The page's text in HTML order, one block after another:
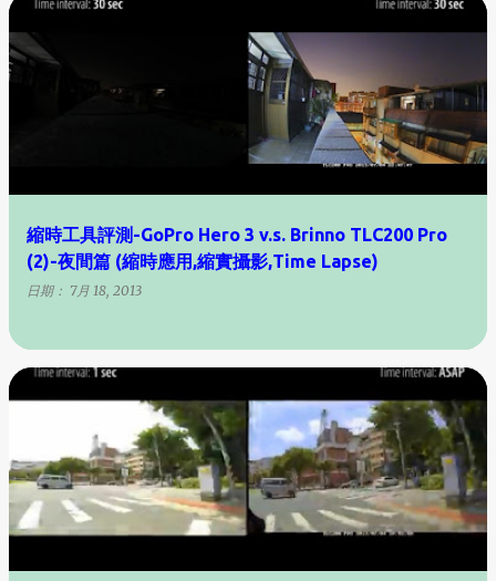
縮時工具評測-GoPro Hero 3 v.s. Brinno TLC200 Pro
(2)-夜間篇 (縮時應用,縮實攝影,Time Lapse)
日期： 7月 18, 2013